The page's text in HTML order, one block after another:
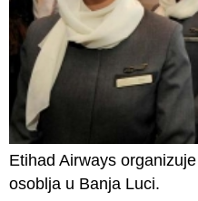
Etihad Airways
osoblja u Banja Luci.